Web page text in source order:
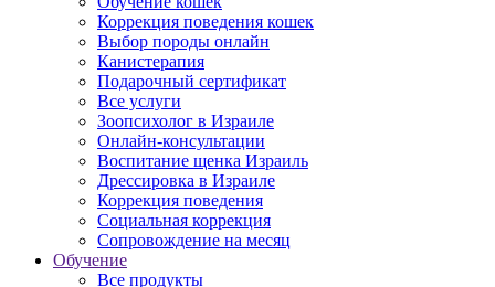
Коррекция поведения кошек
Выбор породы онлайн
Канистерапия
Подарочный сертификат
Все услуги
Зоопсихолог в Израиле
Онлайн-консультации
Воспитание щенка Израиль
Дрессировка в Израиле
Коррекция поведения
Социальная коррекция
Сопровождение на месяц
Обучение
Все продукты